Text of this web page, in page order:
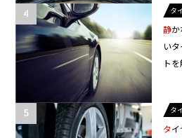
タ
静かなタイヤの特徴は？静粛性の高
い
トを
タ
タイヤ交換にかかる費用とは？内訳